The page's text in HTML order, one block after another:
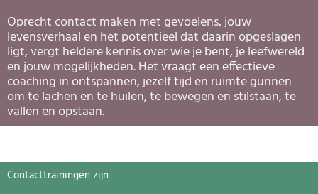
Oprecht contact maken met gevoelens, jouw
levensverhaal en het potentieel dat daarin opgeslagen
ligt, vergt heldere kennis over wie je bent, je leefwereld
en jouw mogelijkheden. Het vraagt een effectieve
coaching in ontspannen, jezelf tijd en ruimte gunnen
om te lachen en te huilen, te bewegen en stilstaan, te
vallen en opstaan.
Contacttrainingen zijn